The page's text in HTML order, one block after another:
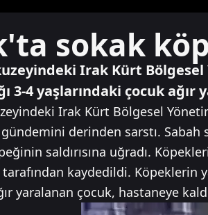
sokak
Irak Kürt
3-4 yaşlarındaki çocuk ağır
Irak Kürt Bölgesel
derinden sarstı. Sabah
saldırısına uğradı.
tarafından kaydedildi. Köpeklerin
yaralanan çocuk, hastaneye